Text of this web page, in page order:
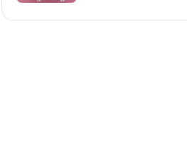
相当方便，下面为大家带